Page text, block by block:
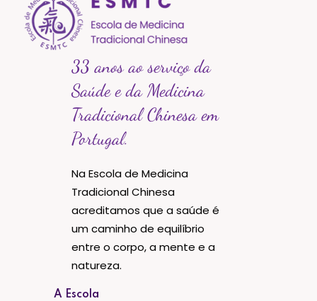
33 anos ao serviço da
Saúde e da Medicina
Tradicional Chinesa em
Portugal.
Na Escola de Medicina
Tradicional Chinesa
acreditamos que a saúde é
um caminho de equilíbrio
entre o corpo, a mente e a
natureza.
A Escola